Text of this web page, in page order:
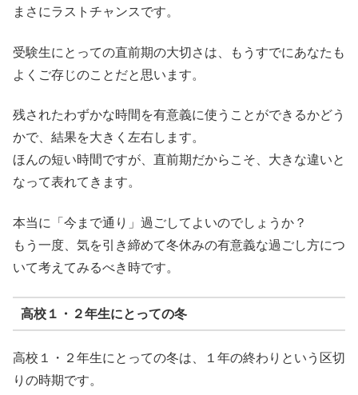
まさにラストチャンスです。
受験生にとっての直前期の大切さは、もうすでにあなたも
よくご存じのことだと思います。
残されたわずかな時間を有意義に使うことができるかどう
かで、結果を大きく左右します。
ほんの短い時間ですが、直前期だからこそ、大きな違いと
なって表れてきます。
本当に「今まで通り」過ごしてよいのでしょうか？
もう一度、気を引き締めて冬休みの有意義な過ごし方につ
いて考えてみるべき時です。
高校１・２年生にとっての冬
高校１・２年生にとっての冬は、１年の終わりという区切
りの時期です。